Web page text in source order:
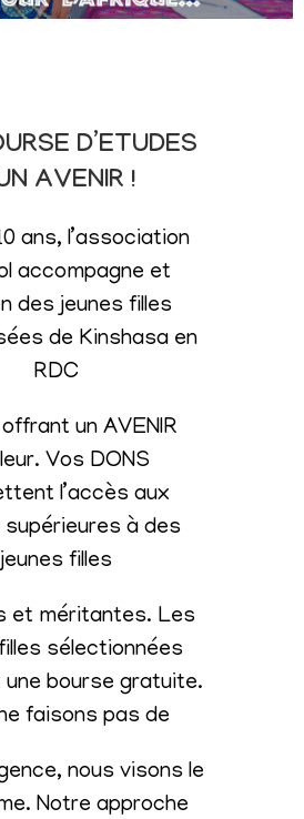
D’ETUDES
AVENIR !
ans, l’association
accompagne et
des jeunes filles
de Kinshasa en
RDC
un AVENIR
Vos DONS
l’accès aux
à des
jeunes filles
et méritantes. Les
sélectionnées
bourse gratuite.
faisons pas de
nous visons le
Notre approche